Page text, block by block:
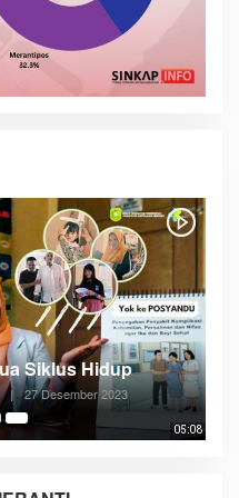
05:08
Siklus Hidup
| 27 Desember 2023